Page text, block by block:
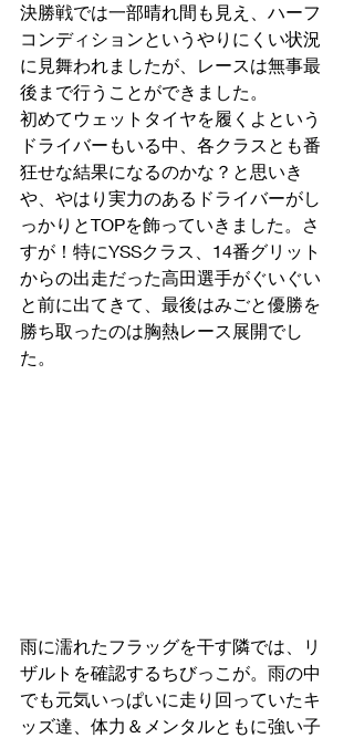
決勝戦では一部晴れ間も見え、ハーフ
コンディションというやりにくい状況
に見舞われましたが、レースは無事最
後まで行うことができました。
初めてウェットタイヤを履くよという
ドライバーもいる中、各クラスとも番
狂せな結果になるのかな？と思いき
や、やはり実力のあるドライバーがし
っかりとTOPを飾っていきました。さ
すが！特にYSSクラス、14番グリット
からの出走だった高田選手がぐいぐい
と前に出てきて、最後はみごと優勝を
勝ち取ったのは胸熱レース展開でし
た。
雨に濡れたフラッグを干す隣では、リ
ザルトを確認するちびっこが。雨の中
でも元気いっぱいに走り回っていたキ
ッズ達、体力＆メンタルともに強い子